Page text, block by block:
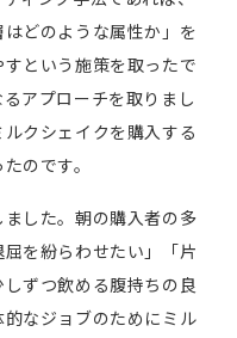
はどのような属性か」を
という施策を取ったで
アプローチを取りまし
クシェイクを購入する
のです。
した。朝の購入者の多
を紛らわせたい」「片
ずつ飲める腹持ちの良
なジョブのためにミル